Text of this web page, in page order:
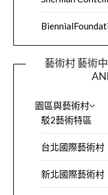
藝術村 藝術
園區與藝術村
駁2藝術特區
台北國際藝術村
新北國際藝術村